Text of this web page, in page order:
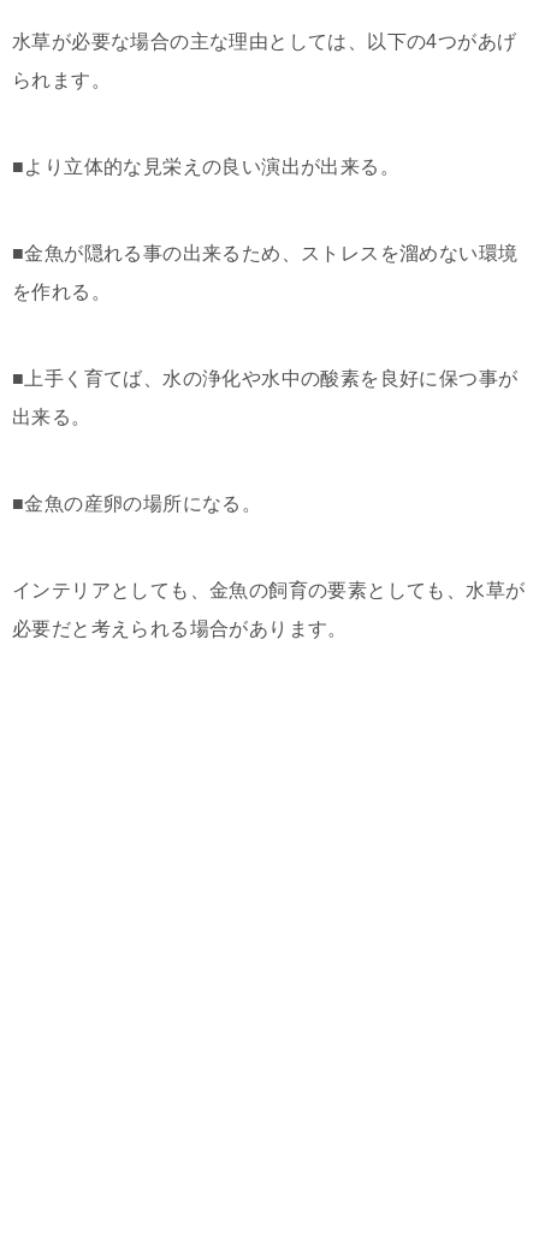
水草が必要な場合の主な理由としては、以下の4つがあげ
られます。
■より立体的な見栄えの良い演出が出来る。
■金魚が隠れる事の出来るため、ストレスを溜めない環境
を作れる。
■上手く育てば、水の浄化や水中の酸素を良好に保つ事が
出来る。
■金魚の産卵の場所になる。
インテリアとしても、金魚の飼育の要素としても、水草が
必要だと考えられる場合があります。